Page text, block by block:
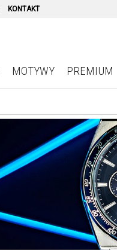
KONTAKT
MOTYWY PREMIUM